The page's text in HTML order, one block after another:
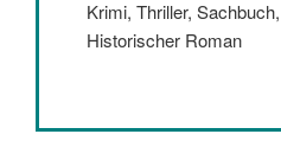
Krimi, Thriller, Sachbuch,
Historischer Roman